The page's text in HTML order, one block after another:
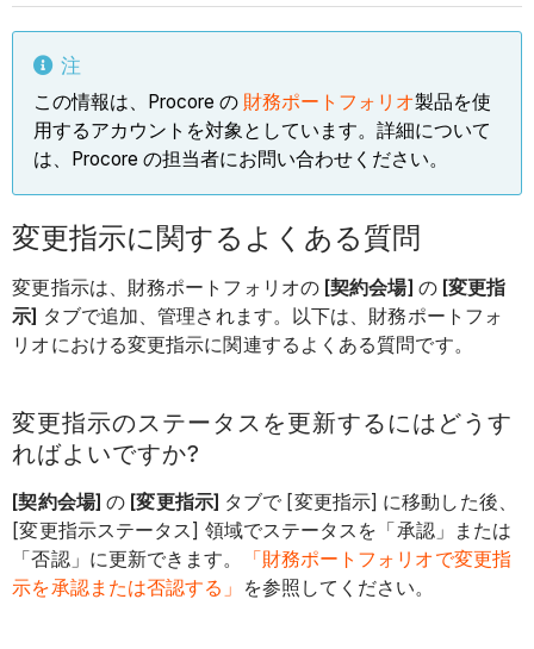
注
この情報は、Procore の 財務ポートフォリオ製品を使
用するアカウントを対象としています。詳細について
は、Procore の担当者にお問い合わせください。
変更指示に関するよくある質問
変更指示は、財務ポートフォリオの [契約会場] の [変更指
示] タブで追加、管理されます。以下は、財務ポートフォ
リオにおける変更指示に関連するよくある質問です。
変更指示のステータスを更新するにはどうす
ればよいですか?
[契約会場] の [変更指示] タブで [変更指示] に移動した後、
[変更指示ステータス] 領域でステータスを「承認」または
「否認」に更新できます。
「財務ポートフォリオで変更指
示を承認または否認する」
を参照してください。